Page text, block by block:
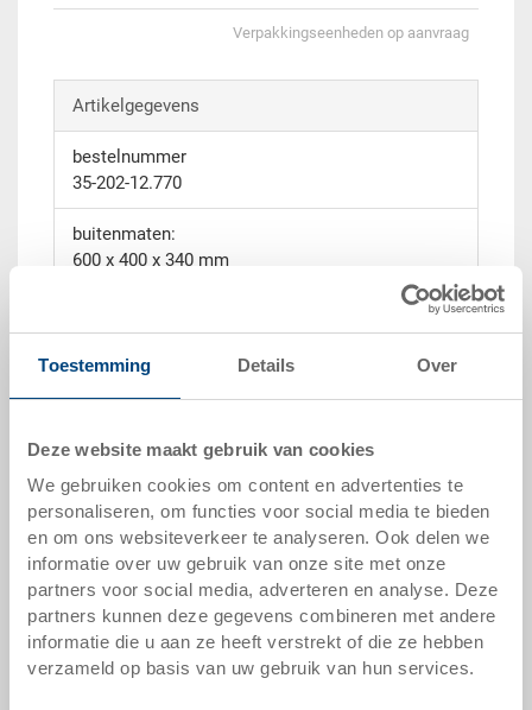
Toestemming Details Over
Deze website maakt gebruik van cookies
We gebruiken cookies om content en advertenties te
personaliseren, om functies voor social media te bieden
en om ons websiteverkeer te analyseren. Ook delen we
informatie over uw gebruik van onze site met onze
partners voor social media, adverteren en analyse. Deze
partners kunnen deze gegevens combineren met andere
informatie die u aan ze heeft verstrekt of die ze hebben
verzameld op basis van uw gebruik van hun services.
Verpakkingseenheden op aanvraag
Artikelgegevens
bestelnummer
35-202-12.770
buitenmaten:
600 x 400 x 340 mm
Behälter silbergrau, Deckel dunkelgrau |
andere kleuren op verzoek
STÜCK
offerte aanvragen
technische gegevens